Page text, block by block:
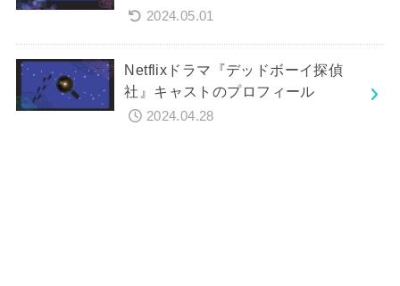
2024.05.01
Netflixドラマ『デッドボーイ探偵
社』キャストのプロフィール
2024.04.28